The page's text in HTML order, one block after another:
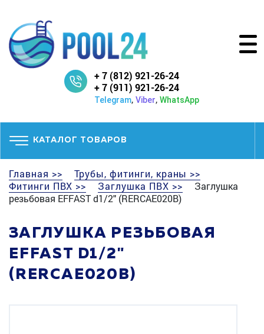
+ 7 (812) 921-26-24
+ 7 (911) 921-26-24
Telegram, Viber, WhatsApp
КАТАЛОГ ТОВАРОВ
Главная >>
Трубы, фитинги, краны >>
Фитинги ПВХ >>
Заглушка ПВХ >>
Заглушка
резьбовая EFFAST d1/2" (RERCAE020B)
ЗАГЛУШКА РЕЗЬБОВАЯ
EFFAST D1/2"
(RERCAE020B)